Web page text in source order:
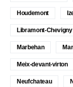
Houdemont
Libramont-Chevigny
Marbehan
Meix-devant-virton
Neufchateau